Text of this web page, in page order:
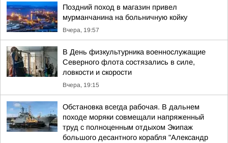
Поздний поход в магазин привел
мурманчанина на больничную койку
Вчера, 19:57
В День физкультурника военнослужащие
Северного флота состязались в силе,
ловкости и скорости
Вчера, 19:15
Обстановка всегда рабочая. В дальнем
походе моряки совмещали напряженный
труд с полноценным отдыхом Экипаж
большого десантного корабля "Александр